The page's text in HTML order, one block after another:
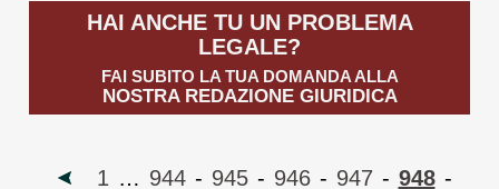
HAI ANCHE TU UN PROBLEMA
LEGALE?
FAI SUBITO LA TUA DOMANDA ALLA
NOSTRA REDAZIONE GIURIDICA
1 … 944 - 945 - 946 - 947 - 948 -